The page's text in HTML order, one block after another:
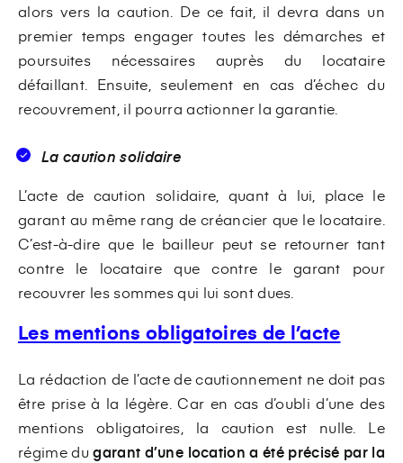
alors vers la caution. De ce fait, il devra dans un
premier temps engager toutes les démarches et
poursuites nécessaires auprès du locataire
défaillant. Ensuite, seulement en cas d’échec du
recouvrement, il pourra actionner la garantie.
La caution solidaire
L’acte de caution solidaire, quant à lui, place le
garant au même rang de créancier que le locataire.
C’est-à-dire que le bailleur peut se retourner tant
contre le locataire que contre le garant pour
recouvrer les sommes qui lui sont dues.
Les mentions obligatoires de l’acte
La rédaction de l’acte de cautionnement ne doit pas
être prise à la légère. Car en cas d’oubli d’une des
mentions obligatoires, la caution est nulle. Le
régime dugarant d’une location a été précisé par la